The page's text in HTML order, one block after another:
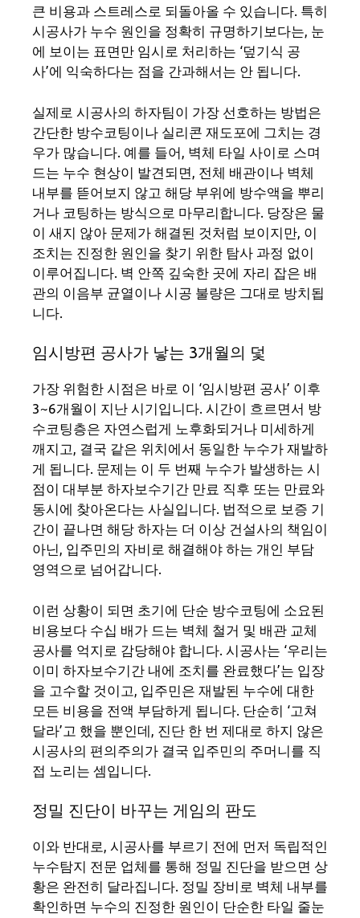
큰 비용과 스트레스로 되돌아올 수 있습니다. 특히
시공사가 누수 원인을 정확히 규명하기보다는, 눈
에 보이는 표면만 임시로 처리하는 ‘덮기식 공
사’에 익숙하다는 점을 간과해서는 안 됩니다.
실제로 시공사의 하자팀이 가장 선호하는 방법은
간단한 방수코팅이나 실리콘 재도포에 그치는 경
우가 많습니다. 예를 들어, 벽체 타일 사이로 스며
드는 누수 현상이 발견되면, 전체 배관이나 벽체
내부를 뜯어보지 않고 해당 부위에 방수액을 뿌리
거나 코팅하는 방식으로 마무리합니다. 당장은 물
이 새지 않아 문제가 해결된 것처럼 보이지만, 이
조치는 진정한 원인을 찾기 위한 탐사 과정 없이
이루어집니다. 벽 안쪽 깊숙한 곳에 자리 잡은 배
관의 이음부 균열이나 시공 불량은 그대로 방치됩
니다.
임시방편 공사가 낳는 3개월의 덫
가장 위험한 시점은 바로 이 ‘임시방편 공사’ 이후
3~6개월이 지난 시기입니다. 시간이 흐르면서 방
수코팅층은 자연스럽게 노후화되거나 미세하게
깨지고, 결국 같은 위치에서 동일한 누수가 재발하
게 됩니다. 문제는 이 두 번째 누수가 발생하는 시
점이 대부분 하자보수기간 만료 직후 또는 만료와
동시에 찾아온다는 사실입니다. 법적으로 보증 기
간이 끝나면 해당 하자는 더 이상 건설사의 책임이
아닌, 입주민의 자비로 해결해야 하는 개인 부담
영역으로 넘어갑니다.
이런 상황이 되면 초기에 단순 방수코팅에 소요된
비용보다 수십 배가 드는 벽체 철거 및 배관 교체
공사를 억지로 감당해야 합니다. 시공사는 ‘우리는
이미 하자보수기간 내에 조치를 완료했다’는 입장
을 고수할 것이고, 입주민은 재발된 누수에 대한
모든 비용을 전액 부담하게 됩니다. 단순히 ‘고쳐
달라’고 했을 뿐인데, 진단 한 번 제대로 하지 않은
시공사의 편의주의가 결국 입주민의 주머니를 직
접 노리는 셈입니다.
정밀 진단이 바꾸는 게임의 판도
이와 반대로, 시공사를 부르기 전에 먼저 독립적인
누수탐지 전문 업체를 통해 정밀 진단을 받으면 상
황은 완전히 달라집니다. 정밀 장비로 벽체 내부를
확인하면 누수의 진정한 원인이 단순한 타일 줄눈